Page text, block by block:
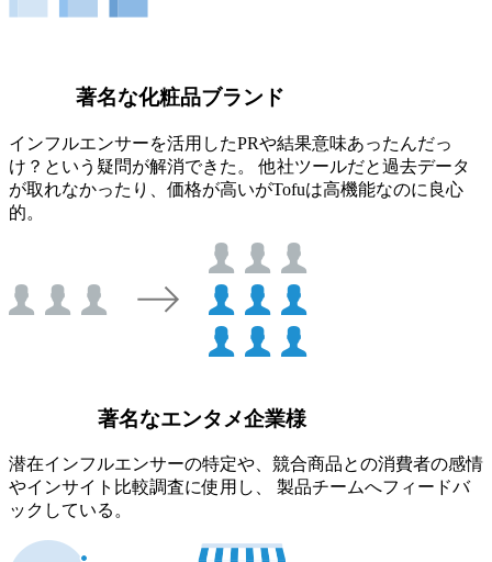
著名な化粧品ブランド
インフルエンサーを活用したPRや結果意味あったんだっ
け？という疑問が解消できた。 他社ツールだと過去データ
が取れなかったり、価格が高いがTofuは高機能なのに良心
的。
著名なエンタメ企業様
潜在インフルエンサーの特定や、競合商品との消費者の感情
やインサイト比較調査に使用し、 製品チームへフィードバ
ックしている。